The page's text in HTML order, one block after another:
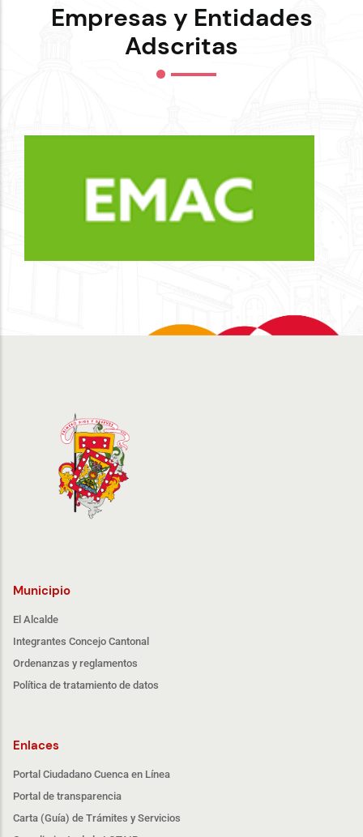
Empresas y Entidades
Adscritas
Municipio
El Alcalde
Integrantes Concejo Cantonal
Ordenanzas y reglamentos
Política de tratamiento de datos
Enlaces
Portal Ciudadano Cuenca en Línea
Portal de transparencia
Carta (Guía) de Trámites y Servicios